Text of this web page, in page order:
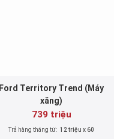
Ford Territory Trend (Máy
xăng)
739 triệu
Trả hàng tháng từ: 12 triệu x 60